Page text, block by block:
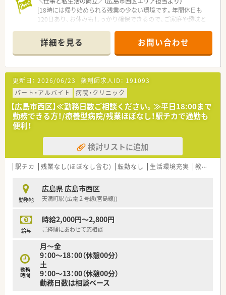
[18時には帰り始められる残業の少ない環境です。年間休日も
120日あり、お休みもしっかり確保できるので、ご家庭や趣味と
＊------------------------------------------＊
【店舗情報と応需状況について】
■天満町駅から徒歩3分という好立地にあり、公共交通機関での
毎日の通勤も非常に便利な病院の求人となります。
■内科や外科、整形外科など幅広い科目に対応しており、高齢の
患者様が多くご来院される地域密着型の環境です。
■電子カルテ導入済みで無菌調剤にも対応しており、設備が充実
した環境でスムーズに業務へ取り組むことができます。
■現在産休や転居を控えるスタッフがおり、現場業務を牽引して
いただける経験豊富な方を急募している状況です。
■将来的にキャリアアップを目指し、責任感を持って長くご勤務
いただける意欲的な薬剤師を歓迎しております。
滑に業務を進めていただける方を求めています。
【法人特徴について】
として運営しており地域医療に貢献しております。
■日本医療機能評価機構認定の複合病院であり、確かな医療品質
■関連する介護施設ともしっかりと連携を図っており、多職種を
含めて温かい職場で長期的に働く方が多い環境です。
詳細を見る お問い合わせ
更新日： 2026/06/23 薬剤師求人ID： 191093
パート・アルバイト
病院・クリニック
【広島市西区】≪勤務日数ご相談ください。≫平日18:00まで
勤務できる方！/療養型病院/残業ほぼなし！駅チカで通勤も
便利！
検討リストに追加
駅チカ 残業なし(ほぼなし含む) 転勤なし 生活環境充実 教育制度あり
勤務地
広島県 広島市西区
天満町駅 (広電２号線(宮島線))
給与
時給2,000円～2,800円
ご経験にあわせて応相談
勤務
時間
月～金
9：00～18：00（休憩00分）
土
9：00～13：00（休憩00分）
勤務日数は相談ベース